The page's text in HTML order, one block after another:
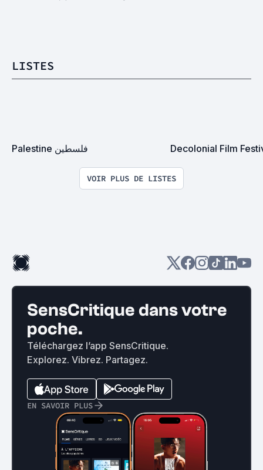
LISTES
Palestine فلسطين Decolonial Film
VOIR PLUS DE LISTES
SensCritique dans votre
poche.
Téléchargez l’app SensCritique.
Explorez. Vibrez. Partagez.
EN SAVOIR PLUS